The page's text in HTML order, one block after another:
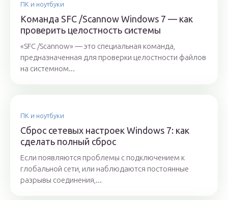
ПК и ноутбуки
Команда SFC /Scannow Windows 7 — как
проверить целостность системы
«SFC /Scannow» — это специальная команда,
предназначенная для проверки целостности файлов
на системном...
ПК и ноутбуки
Сброс сетевых настроек Windows 7: как
сделать полный сброс
Если появляются проблемы с подключением к
глобальной сети, или наблюдаются постоянные
разрывы соединения,...